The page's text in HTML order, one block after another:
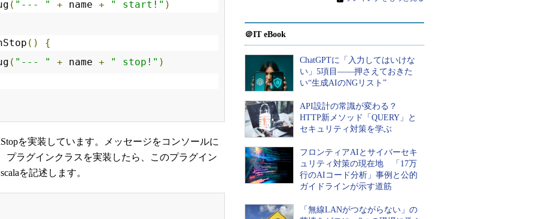
( "--- " + name + " start!" )
()
{
( "--- " + name + " stop!" )
を実装しています。メッセージをコンソールに
プラグインクラスを実装したら、このプラグイン
を記述します。
＠IT eBook
ChatGPTに「入力してはいけな
い」5項目――押さえておきた
い“生成AIのNGリスト”
API設計の常識が変わる？
HTTP新メソッド「QUERY」と
セキュリティ対策を学ぶ
フロンティアAIとサイバーセキ
ュリティ対策の現在地 「17万
行のAIコード分析」事例と公的
ガイドラインが示す道筋
「無線LANがつながらない」の